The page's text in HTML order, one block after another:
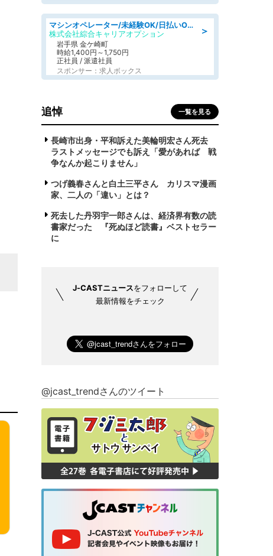
＞
マシンオペレーター/未経験OK/日払いOK/寮完備/交替制/20・30・40代活躍中
株式会社綜合キャリアオプション
岩手県 金ケ崎町
時給1,400円～1,750円
正社員 / 派遣社員
スポンサー：求人ボックス
追悼 一覧を見る
長崎市出身・平和訴えた美輪明宏さん死去
ラストメッセージでも訴え「愛があれば 戦
争なんか起こりません」
つげ義春さんと白土三平さん カリスマ漫画
家、二人の「違い」とは？
死去した丹羽宇一郎さんは、経済界有数の読
書家だった 『死ぬほど読書』ベストセラー
に
J-CASTニュースをフォローして
最新情報をチェック
@jcast_trendさんのツイート